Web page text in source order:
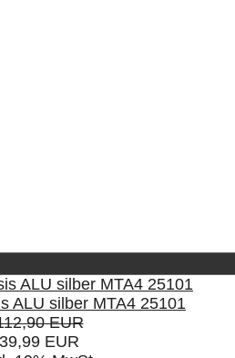
ALU silber MTA4 25101
EUR
39,99 EUR